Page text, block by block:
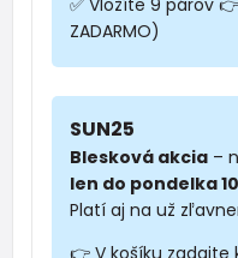
ZADARMO)
SUN25
Blesková akcia –
len do pondelka
Platí aj na už
👉 V košíku zadajte